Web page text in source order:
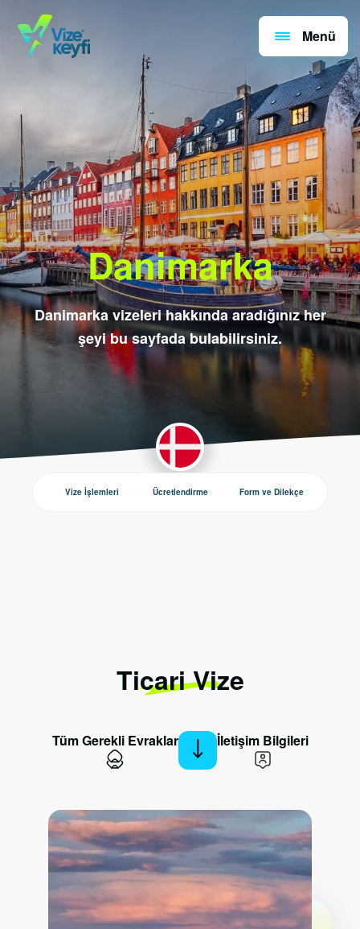
Menü
Danimarka
Danimarka vizeleri hakkında aradığınız her
şeyi bu sayfada bulabilirsiniz.
Vize İşlemleri Ücretlendirme Form ve Dilekçe
Ticari Vize
Tüm Gerekli Evraklar İletişim Bilgileri